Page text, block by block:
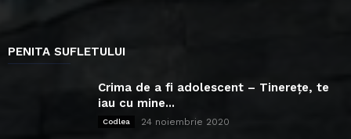
PENITA SUFLETULUI
Crima de a fi adolescent – Tinerețe, te
iau cu mine...
Codlea 24 noiembrie 2020